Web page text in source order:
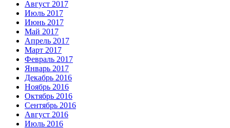
Август 2017
Июль 2017
Июнь 2017
Май 2017
Апрель 2017
Март 2017
Февраль 2017
Январь 2017
Декабрь 2016
Ноябрь 2016
Октябрь 2016
Сентябрь 2016
Август 2016
Июль 2016